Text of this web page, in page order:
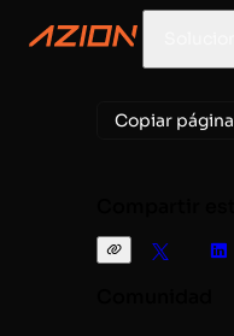
Copiar página